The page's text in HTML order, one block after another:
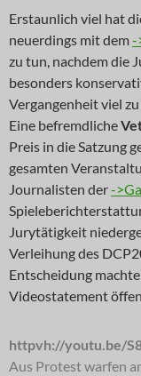
Erstaunlich viel hat
neuerdings mit dem-
zu tun, nachdem die
besonders
Vergangenheit viel
Eine befremdliche
Preis in die Satzung
gesamten
Journalisten der-
Jurytätigkeit
Verleihung des
Entscheidung
Videostatement
httpvh://youtu.be/
Aus Protest warfen